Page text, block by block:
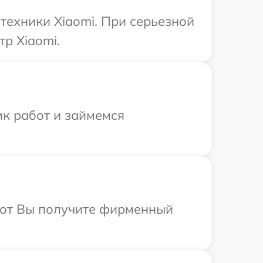
Xiaomi. При серьезной
Xiaomi.
работ и займемся
Вы получите фирменный